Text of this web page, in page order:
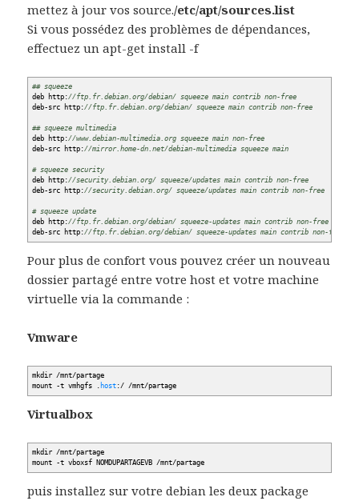
mettez à jour vos source./etc/apt/sources.list
Si vous possédez des problèmes de dépendances,
effectuez un apt-get install -f
## squeeze
deb http://ftp.fr.debian.org/debian/ squeeze main contrib non-free
deb-src http://ftp.fr.debian.org/debian/ squeeze main contrib non-free
## squeeze multimedia
deb http://www.debian-multimedia.org squeeze main non-free
deb-src http://mirror.home-dn.net/debian-multimedia squeeze main
# squeeze security
deb http://security.debian.org/ squeeze/updates main contrib non-free
deb-src http://security.debian.org/ squeeze/updates main contrib non-free
# squeeze update
deb http://ftp.fr.debian.org/debian/ squeeze-updates main contrib non-free
deb-src http://ftp.fr.debian.org/debian/ squeeze-updates main contrib non-free
Pour plus de confort vous pouvez créer un nouveau
dossier partagé entre votre host et votre machine
virtuelle via la commande :
Vmware
mkdir/mnt/partage
mount -t vmhgfs . host :/ /mnt/partage
Virtualbox
mkdir/mnt/partage
mount -t vboxsf NOMDUPARTAGEVB/mnt/partage
puis installez sur votre debian les deux package